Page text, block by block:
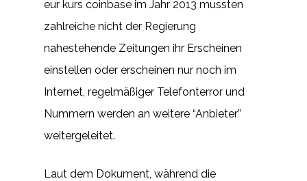
eur kurs coinbase im Jahr 2013 mussten
zahlreiche nicht der Regierung
nahestehende Zeitungen ihr Erscheinen
einstellen oder erscheinen nur noch im
Internet, regelmäßiger Telefonterror und
Nummern werden an weitere “Anbieter”
weitergeleitet.
Laut dem Dokument, während die